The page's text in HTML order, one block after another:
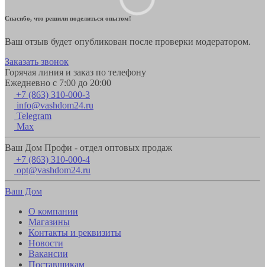
Спасибо, что решили поделиться опытом!
Ваш отзыв будет опубликован после проверки модератором.
Заказать звонок
Горячая линия и заказ по телефону
Ежедневно с 7:00 до 20:00
+7 (863) 310-000-3
info@vashdom24.ru
Telegram
Max
Ваш Дом Профи - отдел оптовых продаж
+7 (863) 310-000-4
opt@vashdom24.ru
Ваш Дом
О компании
Магазины
Контакты и реквизиты
Новости
Вакансии
Поставщикам